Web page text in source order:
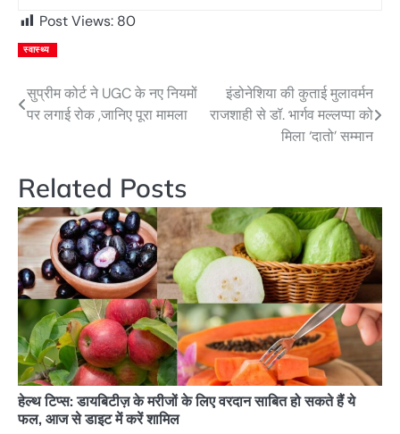
Post Views: 80
स्वास्थ्य
Post
navigation
सुप्रीम कोर्ट ने UGC के नए नियमों
पर लगाई रोक ,जानिए पूरा मामला
इंडोनेशिया की कुताई मुलावर्मन
राजशाही से डॉ. भार्गव मल्लप्पा को
मिला ‘दातो’ सम्मान
Related Posts
हेल्थ टिप्स: डायबिटीज़ के मरीजों के लिए वरदान साबित हो सकते हैं ये
फल, आज से डाइट में करें शामिल